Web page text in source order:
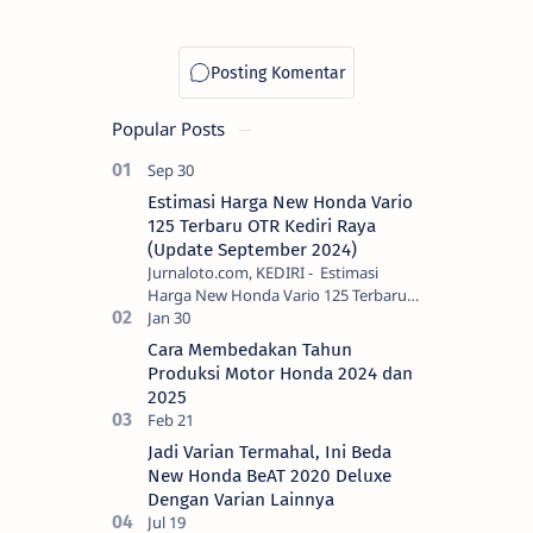
Popular Posts
Estimasi Harga New Honda Vario
125 Terbaru OTR Kediri Raya
(Update September 2024)
Jurnaloto.com, KEDIRI - Estimasi
Harga New Honda Vario 125 Terbaru
OTR Kediri Raya (Update September
2024) Brosis sekalian, PT Astra Honda
Motor (AH…
Cara Membedakan Tahun
Produksi Motor Honda 2024 dan
2025
Jadi Varian Termahal, Ini Beda
New Honda BeAT 2020 Deluxe
Dengan Varian Lainnya